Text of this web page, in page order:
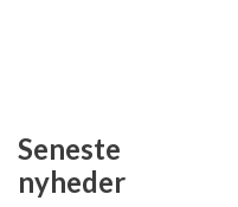
Seneste
nyheder